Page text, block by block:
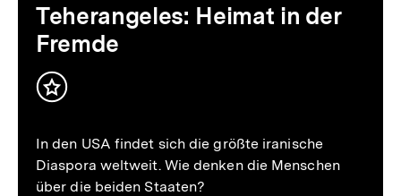
Teherangeles: Heimat in der
Fremde
Inhalt
In den USA findet sich die größte iranische
Diaspora weltweit. Wie denken die Menschen
über die beiden Staaten?